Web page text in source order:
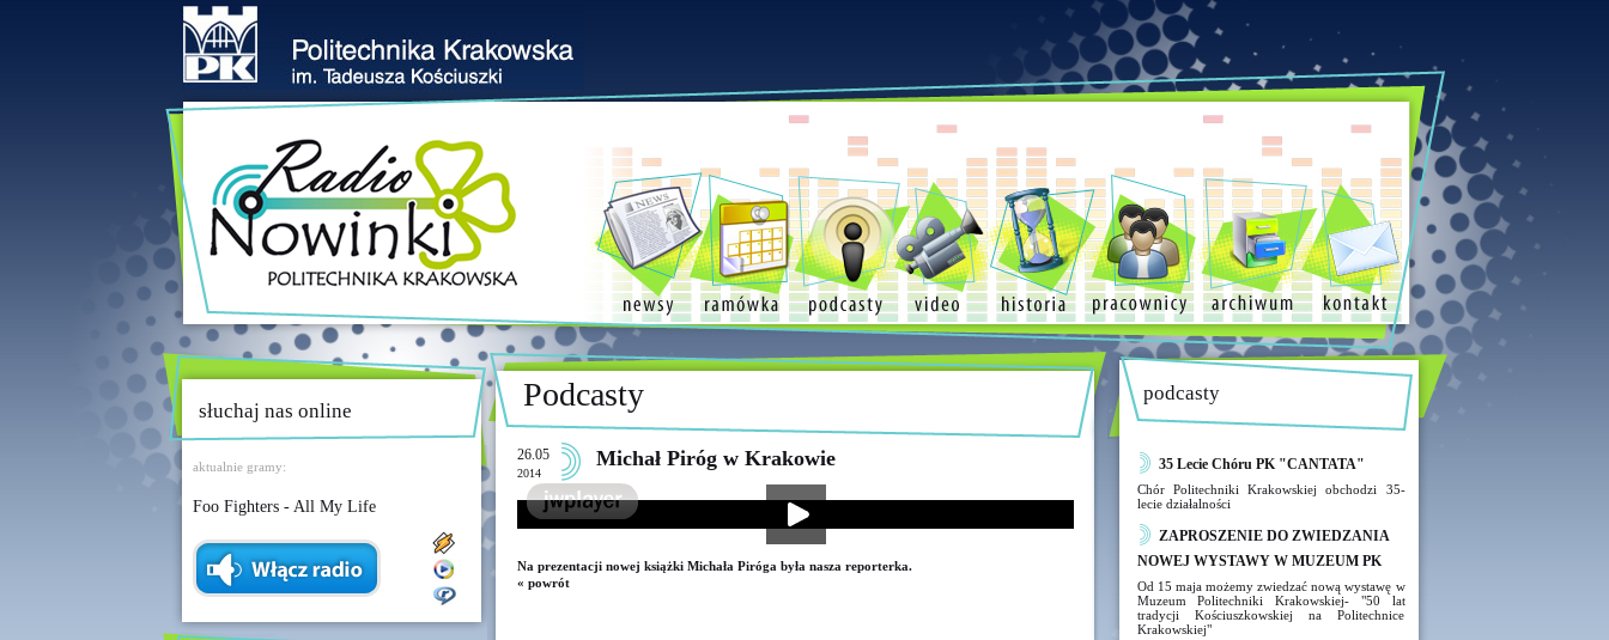
słuchaj nas online
aktualnie gramy:
Foo Fighters - All My Life
Podcasty
26.05
2014
Michał Piróg w Krakowie
Na prezentacji nowej książki Michała Piróga była nasza reporterka.
« powrót
podcasty
35 Lecie Chóru PK "CANTATA"
Chór Politechniki Krakowskiej obchodzi 35-
lecie działalności
ZAPROSZENIE DO ZWIEDZANIA
NOWEJ WYSTAWY W MUZEUM PK
Od 15 maja możemy zwiedzać nową wystawę w
Muzeum Politechniki Krakowskiej- "50 lat
tradycji Kościuszkowskiej na Politechnice
Krakowskiej"